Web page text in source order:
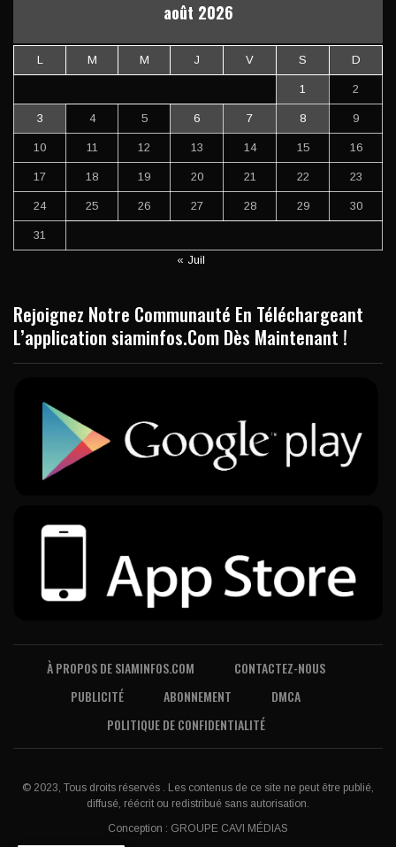
août 2026
L M M J V S D
1 2
3 4 5 6 7 8 9
10 11 12 13 14 15 16
17 18 19 20 21 22 23
24 25 26 27 28 29 30
31
« Juil
Rejoignez Notre Communauté En Téléchargeant
L’application siaminfos.Com Dès Maintenant !
À PROPOS DE SIAMINFOS.COM
CONTACTEZ-NOUS
PUBLICITÉ
ABONNEMENT
DMCA
POLITIQUE DE CONFIDENTIALITÉ
© 2023, Tous droits réservés . Les contenus de ce site ne peut être publié,
diffusé, réécrit ou redistribué sans autorisation.
Conception : GROUPE CAVI MÉDIAS